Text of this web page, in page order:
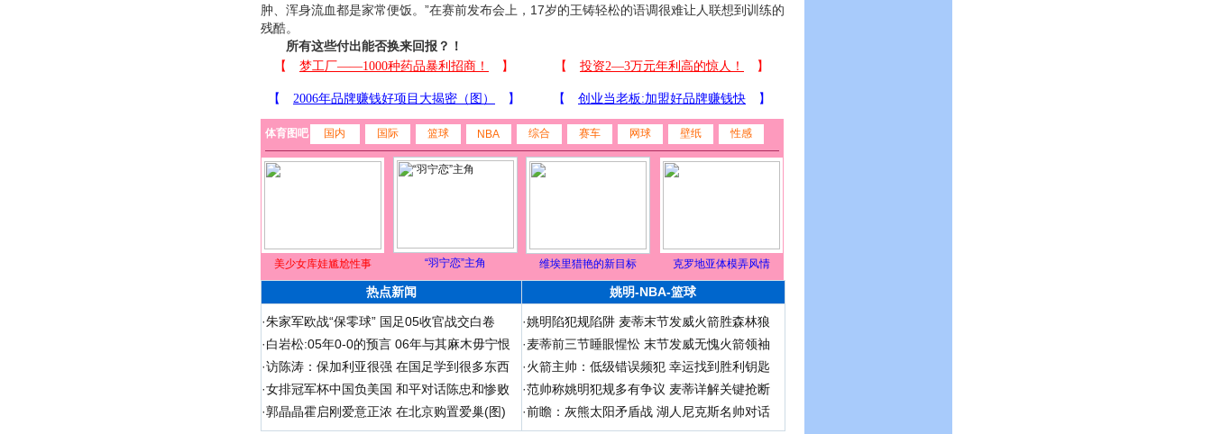
肿、浑身流血都是家常便饭。”在赛前发布会上，17岁的王铸轻松的语调很难让人联想到训练的
残酷。
所有这些付出能否换来回报？！
体育图吧 国内 国际 篮球 NBA 综合 赛车 网球 壁纸 性感
美少女库娃尴尬性事 “羽宁恋”主角 维埃里猎艳的新目标 克罗地亚体模弄风情
热点新闻 姚明-NBA-篮球
·朱家军欧战“保零球” 国足05收官战交白卷
·白岩松:05年0-0的预言 06年与其麻木毋宁恨
·访陈涛：保加利亚很强 在国足学到很多东西
·女排冠军杯中国负美国 和平对话陈忠和惨败
·郭晶晶霍启刚爱意正浓 在北京购置爱巢(图)
·姚明陷犯规陷阱 麦蒂末节发威火箭胜森林狼
·麦蒂前三节睡眼惺忪 末节发威无愧火箭领袖
·火箭主帅：低级错误频犯 幸运找到胜利钥匙
·范帅称姚明犯规多有争议 麦蒂详解关键抢断
·前瞻：灰熊太阳矛盾战 湖人尼克斯名帅对话